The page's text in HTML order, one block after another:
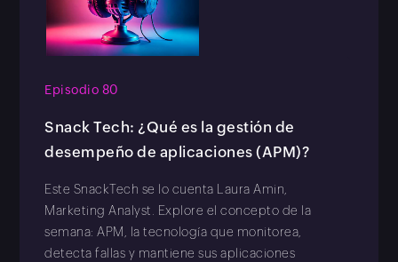
Episodio 80
Snack Tech: ¿Qué es la gestión de
desempeño de aplicaciones (APM)?
Este SnackTech se lo cuenta Laura Amin,
Marketing Analyst. Explore el concepto de la
semana: APM, la tecnología que monitorea,
detecta fallas y mantiene sus aplicaciones